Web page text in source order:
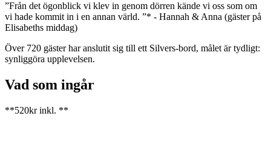
”Från det ögonblick vi klev in genom dörren kände vi oss som om
vi hade kommit in i en annan värld. ”* - Hannah & Anna (gäster på
Elisabeths middag)
Över 720 gäster har anslutit sig till ett Silvers-bord, målet är tydligt:
synliggöra upplevelsen.
Vad som ingår
**520kr inkl. **